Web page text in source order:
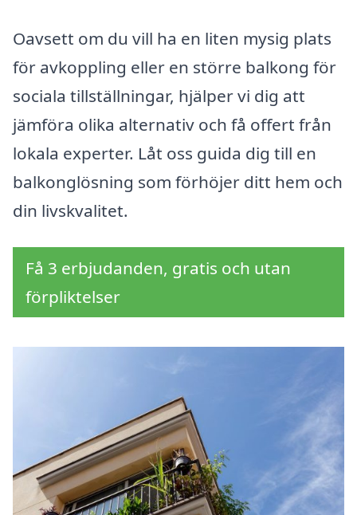
Oavsett om du vill ha en liten mysig plats
för avkoppling eller en större balkong för
sociala tillställningar, hjälper vi dig att
jämföra olika alternativ och få offert från
lokala experter. Låt oss guida dig till en
balkonglösning som förhöjer ditt hem och
din livskvalitet.
Få 3 erbjudanden, gratis och utan
förpliktelser